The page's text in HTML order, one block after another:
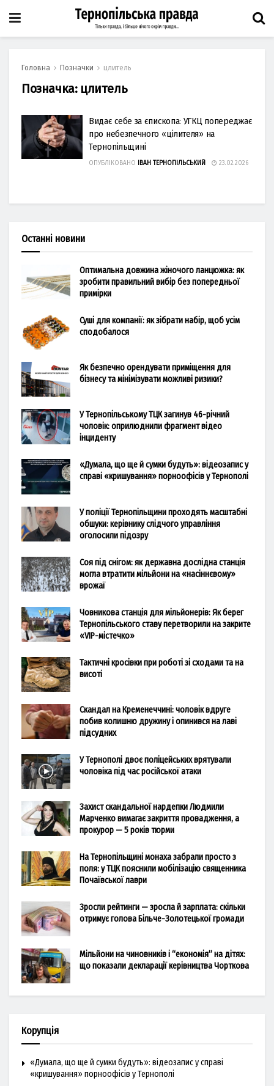
Головна Позначки цлитель
Позначка: цлитель
Видає себе за єпископа: УГКЦ попереджає
про небезпечного «цілителя» на
Тернопільщині
ОПУБЛІКОВАНО ІВАН ТЕРНОПІЛЬСЬКИЙ 23.02.2026
Останні новини
Оптимальна довжина жіночого ланцюжка: як
зробити правильний вибір без попередньої
примірки
Суші для компанії: як зібрати набір, щоб усім
сподобалося
Як безпечно орендувати приміщення для
бізнесу та мінімізувати можливі ризики?
У Тернопільському ТЦК загинув 46-річний
чоловік: оприлюднили фрагмент відео
інциденту
«Думала, що ще й сумки будуть»: відеозапис у
справі «кришування» порноофісів у Тернополі
У поліції Тернопільщини проходять масштабні
обшуки: керівнику слідчого управління
оголосили підозру
Соя під снігом: як державна дослідна станція
могла втратити мільйони на «насіннєвому»
врожаї
Човникова станція для мільйонерів: Як берег
Тернопільського ставу перетворили на закрите
«VIP-містечко»
Тактичні кросівки при роботі зі сходами та на
висоті
Скандал на Кременеччині: чоловік вдруге
побив колишню дружину і опинився на лаві
підсудних
У Тернополі двоє поліцейських врятували
чоловіка під час російської атаки
Захист скандальної нардепки Людмили
Марченко вимагає закриття провадження, а
прокурор — 5 років тюрми
На Тернопільщині монаха забрали просто з
поля: у ТЦК пояснили мобілізацію священника
Почаївської лаври
Зросли рейтинги — зросла й зарплата: скільки
отримує голова Більче-Золотецької громади
Мільйони на чиновників і “економія” на дітях:
що показали декларації керівництва Чорткова
Корупція
«Думала, що ще й сумки будуть»: відеозапис у справі
«кришування» порноофісів у Тернополі